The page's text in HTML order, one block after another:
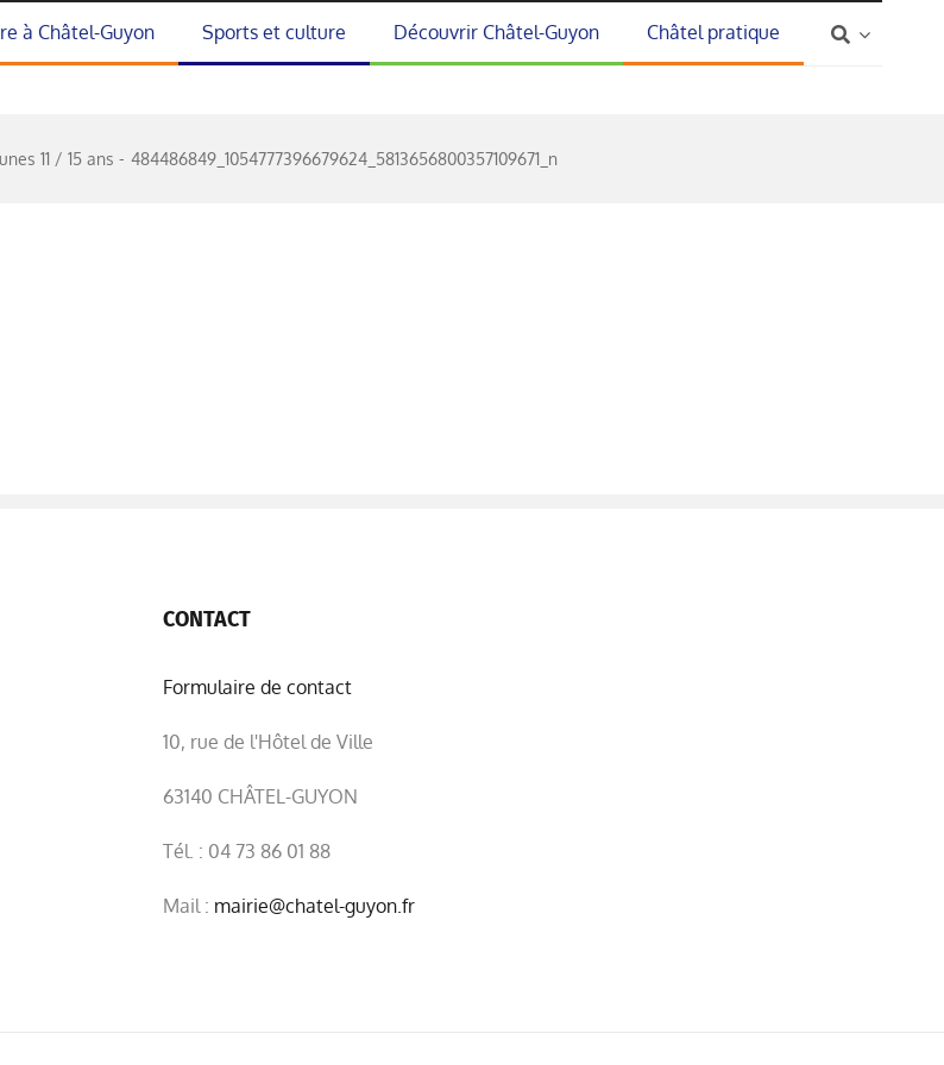
à Châtel-Guyon Sports et culture Découvrir Châtel-Guyon Châtel pratique
11 / 15 ans 484486849_1054777396679624_5813656800357109671_n
CONTACT
Formulaire de contact
10, rue de l'Hôtel de Ville
63140 CHÂTEL-GUYON
Tél. : 04 73 86 01 88
Mail : mairie@chatel-guyon.fr